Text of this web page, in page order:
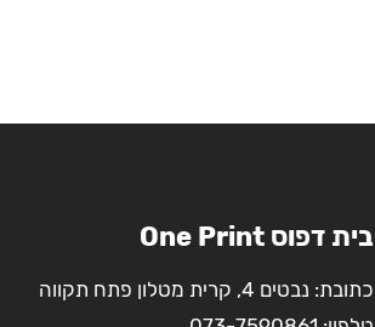
בית דפוס One Print
כתובת: נבטים 4, קרית מטלון פתח תקווה